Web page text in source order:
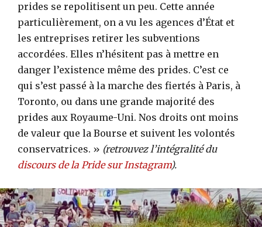
prides se repolitisent un peu. Cette année
particulièrement, on a vu les agences d’État et
les entreprises retirer les subventions
accordées. Elles n’hésitent pas à mettre en
danger l’existence même des prides. C’est ce
qui s’est passé à la marche des fiertés à Paris, à
Toronto, ou dans une grande majorité des
prides aux Royaume-Uni. Nos droits ont moins
de valeur que la Bourse et suivent les volontés
conservatrices. » (retrouvez l’intégralité du
discours de la Pride sur Instagram).